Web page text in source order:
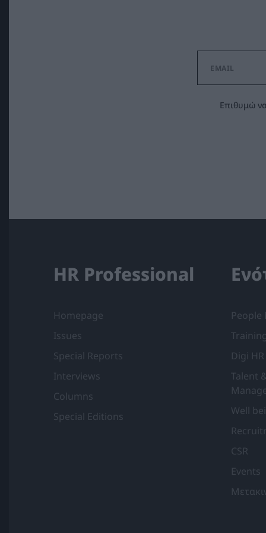
Επιθυμώ
HR Professional
Homepage
Issues
Special Reports
Interviews
Columns
Special Editions
Digi HR
Talent
Well
CSR
Events